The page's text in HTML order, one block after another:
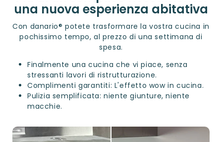
una nuova esperienza abitativa
Con danario® potete trasformare la vostra cucina in
pochissimo tempo, al prezzo di una settimana di
spesa.
Finalmente una cucina che vi piace, senza
stressanti lavori di ristrutturazione.
Complimenti garantiti: L'effetto wow in cucina.
Pulizia semplificata: niente giunture, niente
macchie.